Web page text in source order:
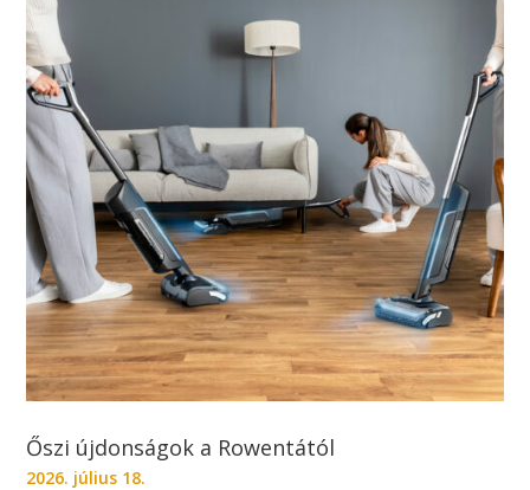
Őszi újdonságok a Rowentától
2026. július 18.